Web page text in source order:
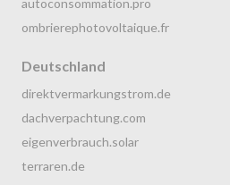
ombrierephotovoltaique.fr
Deutschland
direktvermarkungstrom.de
dachverpachtung.com
eigenverbrauch.solar
terraren.de